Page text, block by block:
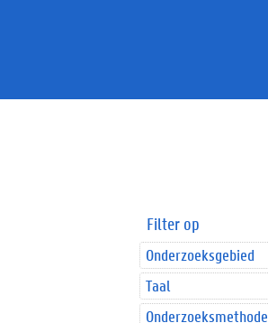
Filter op
Onderzoeksgebied
Taal
Onderzoeksmethode